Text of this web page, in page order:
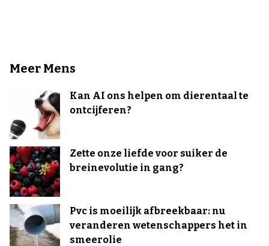
Meer Mens
Kan AI ons helpen om dierentaal te
ontcijferen?
Zette onze liefde voor suiker de
breinevolutie in gang?
Pvc is moeilijk afbreekbaar: nu
veranderen wetenschappers het in
smeerolie